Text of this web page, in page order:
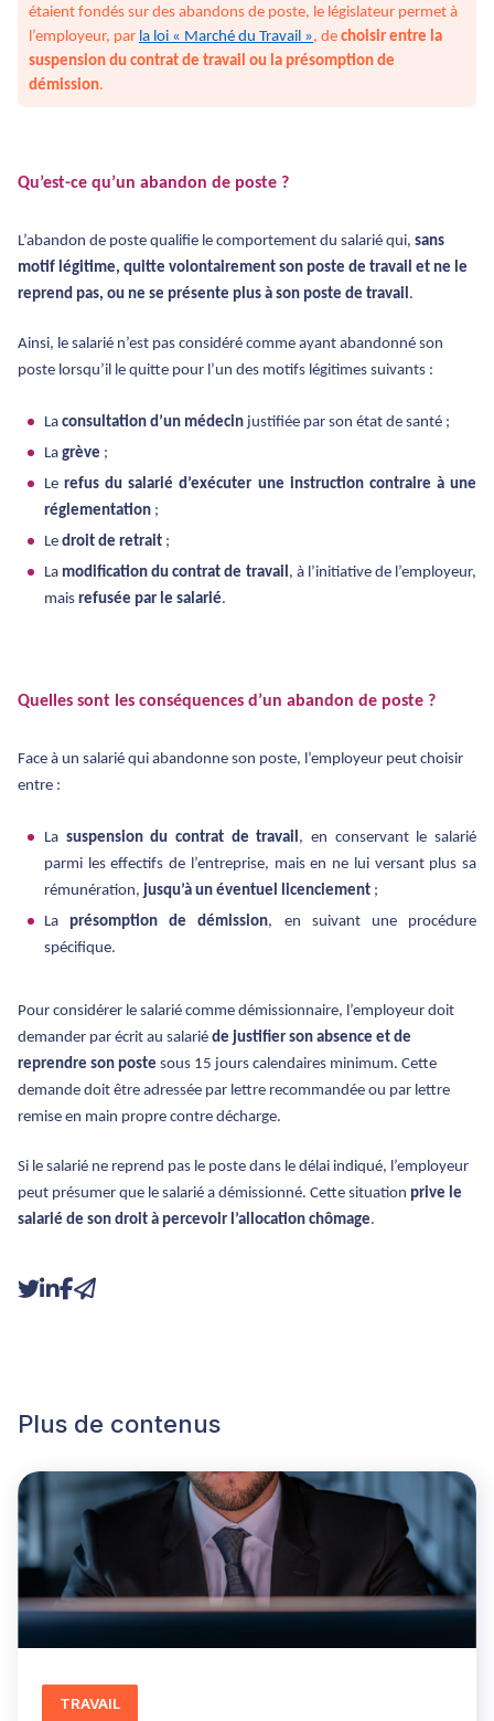
étaient fondés sur des abandons de poste, le législateur permet à
l’employeur, par la loi « Marché du Travail », de choisir entre la
suspension du contrat de travail ou la présomption de
démission.
Qu’est-ce qu’un abandon de poste ?
L’abandon de poste qualifie le comportement du salarié qui, sans
motif légitime, quitte volontairement son poste de travail et ne le
reprend pas, ou ne se présente plus à son poste de travail.
Ainsi, le salarié n’est pas considéré comme ayant abandonné son
poste lorsqu’il le quitte pour l’un des motifs légitimes suivants :
La consultation d’un médecin justifiée par son état de santé ;
La grève ;
Lerefus du salarié d’exécuter une instruction contraire à une
réglementation ;
Le droit de retrait ;
La modification du contrat de travail, à l’initiative de l’employeur,
mais refusée par le salarié.
Quelles sont les conséquences d’un abandon de poste ?
Face à un salarié qui abandonne son poste, l’employeur peut choisir
entre :
La suspension du contrat de travail, en conservant le salarié
parmi les effectifs de l’entreprise, mais en ne lui versant plus sa
rémunération, jusqu’à un éventuel licenciement ;
La présomption de démission, en suivant une procédure
spécifique.
Pour considérer le salarié comme démissionnaire, l’employeur doit
demander par écrit au salarié de justifier son absence et de
reprendre son poste sous 15 jours calendaires minimum. Cette
demande doit être adressée par lettre recommandée ou par lettre
remise en main propre contre décharge.
Si le salarié ne reprend pas le poste dans le délai indiqué, l’employeur
peut présumer que le salarié a démissionné. Cette situation prive le
salarié de son droit à percevoir l’allocation chômage.
Plus de contenus
TRAVAIL